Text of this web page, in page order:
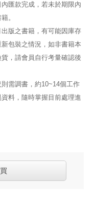
匯款完成，若未於期限內
。
版之書籍，有可能因庫存
包裝之情況，如非書籍本
，請會員自行考量確認後
需調書，約10~14個工作
料，隨時掌握目前處理進